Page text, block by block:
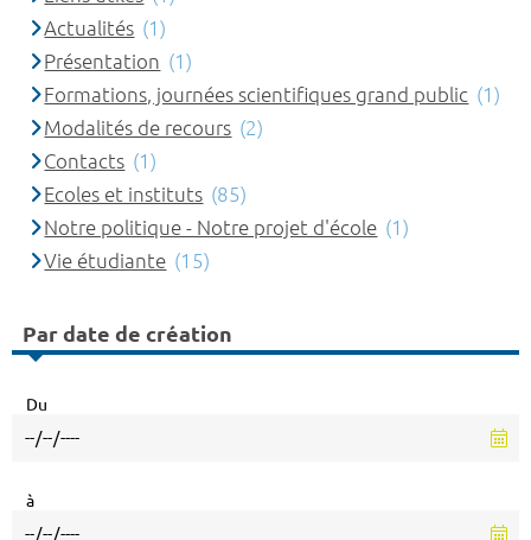
Actualités (1)
Présentation (1)
Formations, journées scientifiques grand public (1)
Modalités de recours (2)
Contacts (1)
Ecoles et instituts (85)
Notre politique - Notre projet d'école (1)
Vie étudiante (15)
Par date de création
Du
à